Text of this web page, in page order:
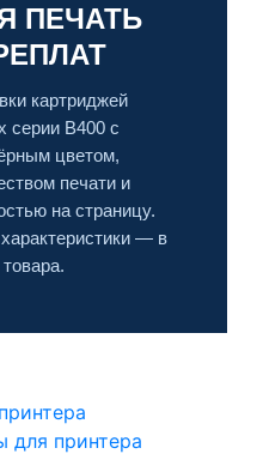
ПЕЧАТЬ
картриджей
серии B400 с
цветом,
печати и
на страницу.
— в
товара.
для принтера